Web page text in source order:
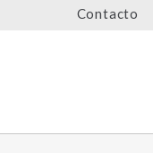
Contacto